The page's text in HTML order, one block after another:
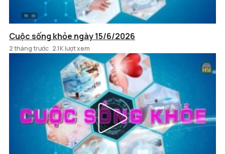
Cuộc sống khỏe ngày 15/6/2026
2 tháng trước 2.1K lượt xem